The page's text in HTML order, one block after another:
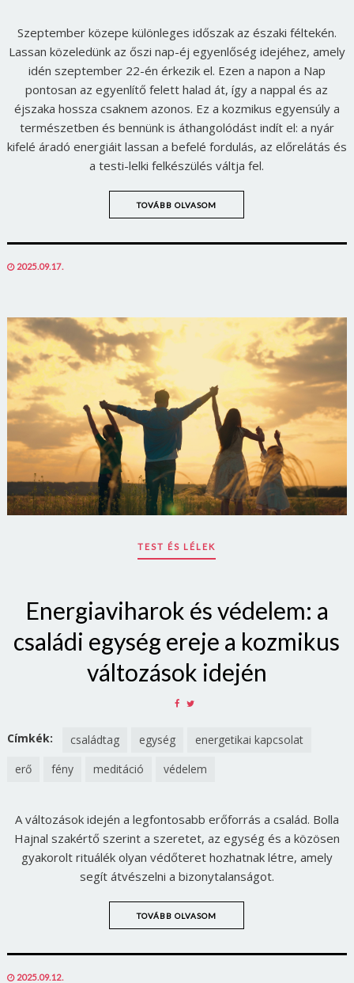
Szeptember közepe különleges időszak az északi féltekén.
Lassan közeledünk az őszi nap-éj egyenlőség idejéhez, amely
idén szeptember 22-én érkezik el. Ezen a napon a Nap
pontosan az egyenlítő felett halad át, így a nappal és az
éjszaka hossza csaknem azonos. Ez a kozmikus egyensúly a
természetben és bennünk is áthangolódást indít el: a nyár
kifelé áradó energiáit lassan a befelé fordulás, az előrelátás és
a testi-lelki felkészülés váltja fel.
TOVÁBB OLVASOM
POSTED
2025.09.17.
TEST ÉS LÉLEK
Energiaviharok és védelem: a
családi egység ereje a kozmikus
változások idején
SHARE
FACEBOOK
TWITTER
Címkék: családtag egység
energetikai kapcsolat
erő
fény meditáció védelem
A változások idején a legfontosabb erőforrás a család. Bolla
Hajnal szakértő szerint a szeretet, az egység és a közösen
gyakorolt rituálék olyan védőteret hozhatnak létre, amely
segít átvészelni a bizonytalanságot.
TOVÁBB OLVASOM
POSTED
2025.09.12.